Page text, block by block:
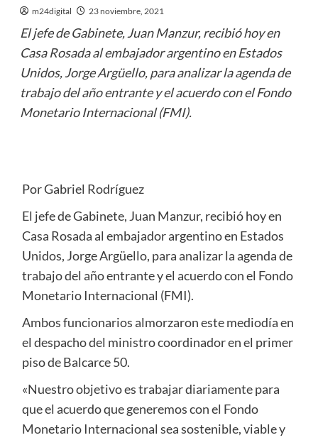
m24digital 23 noviembre, 2021
El jefe de Gabinete, Juan Manzur, recibió hoy en
Casa Rosada al embajador argentino en Estados
Unidos, Jorge Argüello, para analizar la agenda de
trabajo del año entrante y el acuerdo con el Fondo
Monetario Internacional (FMI).
Por Gabriel Rodríguez
El jefe de Gabinete, Juan Manzur, recibió hoy en
Casa Rosada al embajador argentino en Estados
Unidos, Jorge Argüello, para analizar la agenda de
trabajo del año entrante y el acuerdo con el Fondo
Monetario Internacional (FMI).
Ambos funcionarios almorzaron este mediodía en
el despacho del ministro coordinador en el primer
piso de Balcarce 50.
«Nuestro objetivo es trabajar diariamente para
que el acuerdo que generemos con el Fondo
Monetario Internacional sea sostenible, viable y